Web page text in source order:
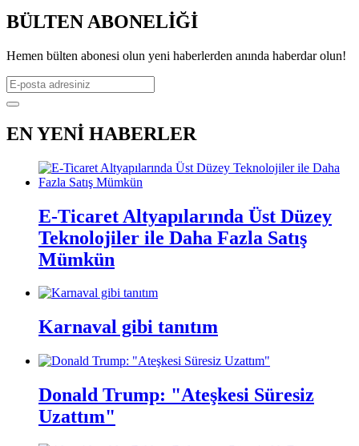
BÜLTEN ABONELİĞİ
Hemen bülten abonesi olun yeni haberlerden anında haberdar olun!
EN YENİ HABERLER
E-Ticaret Altyapılarında Üst Düzey
Teknolojiler ile Daha Fazla Satış
Mümkün
Karnaval gibi tanıtım
Donald Trump: "Ateşkesi Süresiz
Uzattım"